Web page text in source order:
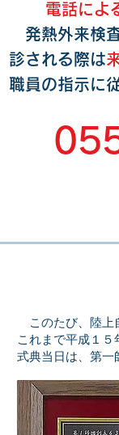
電話によ
発熱外来検
診される際は
職員の指示に
このたび、陸上
これまで平成１
式典当日は、第